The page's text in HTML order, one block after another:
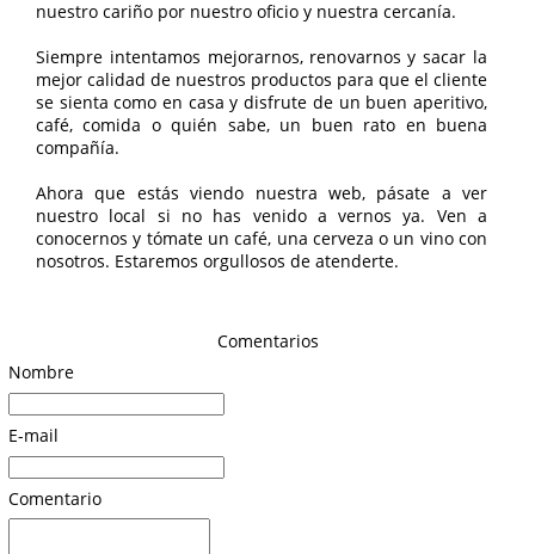
nuestro cariño por nuestro oficio y nuestra cercanía.
Siempre intentamos mejorarnos, renovarnos y sacar la
mejor calidad de nuestros productos para que el cliente
se sienta como en casa y disfrute de un buen aperitivo,
café, comida o quién sabe, un buen rato en buena
compañía.
Ahora que estás viendo nuestra web, pásate a ver
nuestro local si no has venido a vernos ya. Ven a
conocernos y tómate un café, una cerveza o un vino con
nosotros. Estaremos orgullosos de atenderte.
Comentarios
Nombre
E-mail
Comentario